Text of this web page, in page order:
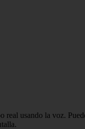
usando la voz.